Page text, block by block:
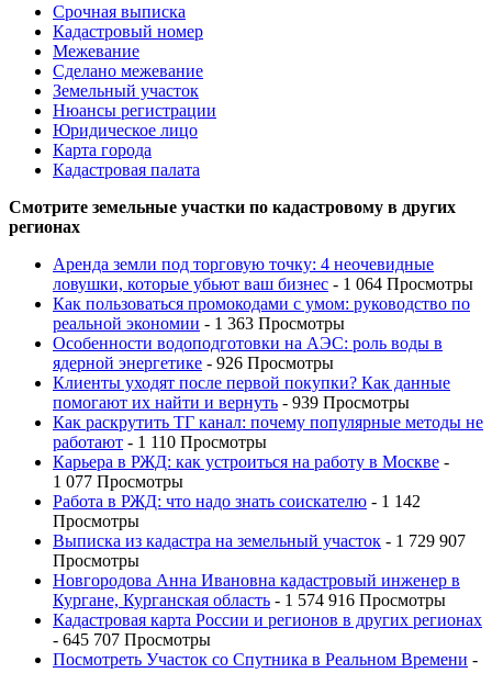
Срочная выписка
Кадастровый номер
Межевание
Сделано межевание
Земельный участок
Нюансы регистрации
Юридическое лицо
Карта города
Кадастровая палата
Смотрите земельные участки по кадастровому в других
регионах
Аренда земли под торговую точку: 4 неочевидные
ловушки, которые убьют ваш бизнес - 1 064 Просмотры
Как пользоваться промокодами с умом: руководство по
реальной экономии - 1 363 Просмотры
Особенности водоподготовки на АЭС: роль воды в
ядерной энергетике - 926 Просмотры
Клиенты уходят после первой покупки? Как данные
помогают их найти и вернуть - 939 Просмотры
Как раскрутить ТГ канал: почему популярные методы не
работают - 1 110 Просмотры
Карьера в РЖД: как устроиться на работу в Москве -
1 077 Просмотры
Работа в РЖД: что надо знать соискателю - 1 142
Просмотры
Выписка из кадастра на земельный участок - 1 729 907
Просмотры
Новгородова Анна Ивановна кадастровый инженер в
Кургане, Курганская область - 1 574 916 Просмотры
Кадастровая карта России и регионов в других регионах
- 645 707 Просмотры
Посмотреть Участок со Спутника в Реальном Времени -